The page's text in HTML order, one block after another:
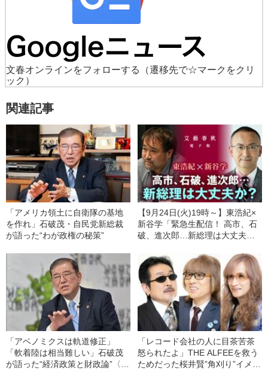
文春オンラインをフォローする
（遷移先で☆マークをクリ
ック）
関連記事
「アメリカ領土に自衛隊の基地
を作れ」石破茂・自民党新総裁
が語った“わが政権の秘策”
【9月24日(火)19時～】東浩紀×
新谷学「緊急生配信！ 高市、石
破、進次郎…新総理は大丈夫
「アベノミクスは軌道修正」
「軟着陸は相当難しい」石破茂
が語った“経済政策と財政論”〈ポ
「レコード会社の人に目茶苦茶
怒られたよ」THE ALFEEを救う
ためだった桜井賢”角刈り”イメチ